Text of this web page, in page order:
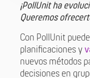
¡PollUnit ha
Queremos
Con PollUnit
planificaciones y
nuevos métodos
decisiones en